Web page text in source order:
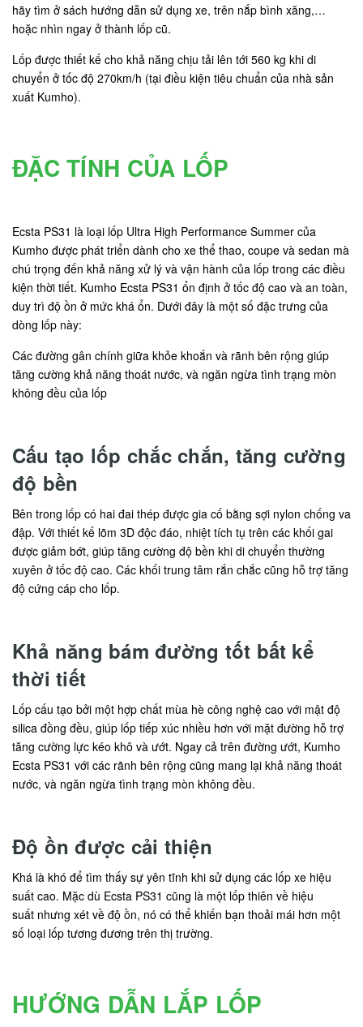
hãy tìm ở sách hướng dẫn sử dụng xe, trên nắp bình xăng,…
hoặc nhìn ngay ở thành lốp cũ.
Lốp được thiết kế cho khả năng chịu tải lên tới 560 kg khi di
chuyển ở tốc độ 270km/h (tại điều kiện tiêu chuẩn của nhà sản
xuất Kumho).
ĐẶC TÍNH CỦA LỐP
Ecsta PS31 là loại lốp Ultra High Performance Summer của
Kumho được phát triển dành cho xe thể thao, coupe và sedan mà
chú trọng đến khả năng xử lý và vận hành của lốp trong các điều
kiện thời tiết. Kumho Ecsta PS31 ổn định ở tốc độ cao và an toàn,
duy trì độ ồn ở mức khá ổn. Dưới đây là một số đặc trưng của
dòng lốp này:
Các đường gân chính giữa khỏe khoắn và rãnh bên rộng giúp
tăng cường khả năng thoát nước, và ngăn ngừa tình trạng mòn
không đều của lốp
Cấu tạo lốp chắc chắn, tăng cường
độ bền
Bên trong lốp có hai đai thép được gia cố bằng sợi nylon chống va
đập. Với thiết kế lõm 3D độc đáo, nhiệt tích tụ trên các khối gai
được giảm bớt, giúp tăng cường độ bền khi di chuyển thường
xuyên ở tốc độ cao. Các khối trung tâm rắn chắc cũng hỗ trợ tăng
độ cứng cáp cho lốp.
Khả năng bám đường tốt bất kể
thời tiết
Lốp cấu tạo bởi một hợp chất mùa hè công nghệ cao với mật độ
silica đồng đều, giúp lốp tiếp xúc nhiều hơn với mặt đường hỗ trợ
tăng cường lực kéo khô và ướt. Ngay cả trên đường ướt, Kumho
Ecsta PS31 với các rãnh bên rộng cũng mang lại khả năng thoát
nước, và ngăn ngừa tình trạng mòn không đều.
Độ ồn được cải thiện
Khá là khó để tìm thấy sự yên tĩnh khi sử dụng các lốp xe hiệu
suất cao. Mặc dù Ecsta PS31 cũng là một lốp thiên về hiệu
suất nhưng xét về độ ồn, nó có thể khiến bạn thoải mái hơn một
số loại lốp tương đương trên thị trường.
HƯỚNG DẪN LẮP LỐP